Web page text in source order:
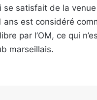
satisfait de la
est considéré
par l’OM, ce qui
marseillais.